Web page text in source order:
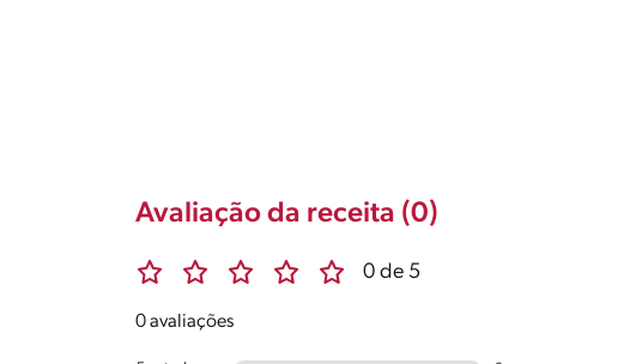
Avaliação da receita (0)
0 de 5
0 avaliações